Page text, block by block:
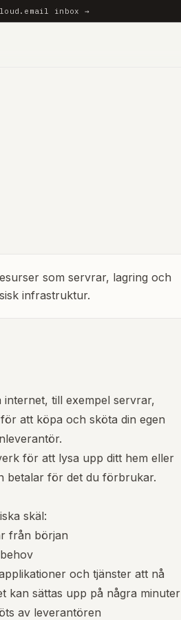
inbox →
som servrar, lagring och
infrastruktur.
till exempel servrar,
att köpa och sköta din egen
för att lysa upp ditt hem eller
betalar för det du förbrukar.
skäl:
från början
och tjänster att nå
kan sättas upp på några minuter
av leverantören